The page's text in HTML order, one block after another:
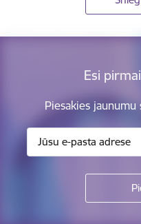
Esi
Piesakies jaunumu